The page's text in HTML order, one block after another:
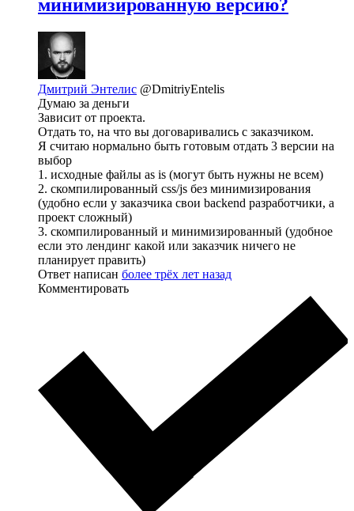
минимизированную версию?
Дмитрий Энтелис @DmitriyEntelis
Думаю за деньги
Зависит от проекта.
Отдать то, на что вы договаривались с заказчиком.
Я считаю нормально быть готовым отдать 3 версии на
выбор
1. исходные файлы as is (могут быть нужны не всем)
2. скомпилированный css/js без минимизирования
(удобно если у заказчика свои backend разработчики, а
проект сложный)
3. скомпилированный и минимизированный (удобное
если это лендинг какой или заказчик ничего не
планирует править)
Ответ написан более трёх лет назад
Комментировать